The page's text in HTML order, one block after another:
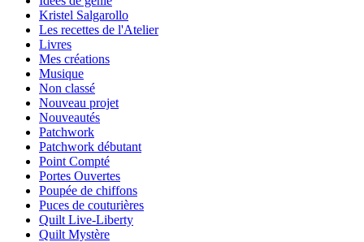
Kristel Salgarollo
Les recettes de l'Atelier
Livres
Mes créations
Musique
Non classé
Nouveau projet
Nouveautés
Patchwork
Patchwork débutant
Point Compté
Portes Ouvertes
Poupée de chiffons
Puces de couturières
Quilt Live-Liberty
Quilt Mystère